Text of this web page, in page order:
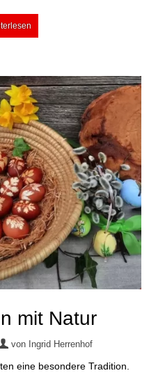
mit Natur
von Ingrid Herrenhof
eine besondere Tradition.